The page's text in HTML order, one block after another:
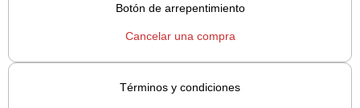
Botón de arrepentimiento
Cancelar una compra
Términos y condiciones